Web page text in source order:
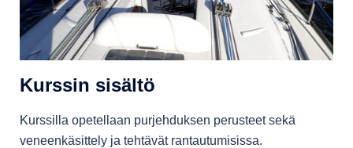
Kurssin sisältö
Kurssilla opetellaan purjehduksen perusteet sekä
veneenkäsittely ja tehtävät rantautumisissa.